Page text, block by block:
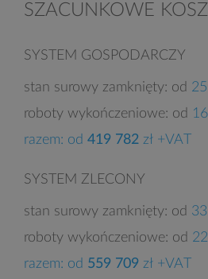
SZACUNKOWE
SYSTEM GOSPODARCZY
stan surowy zamknięty: od
roboty wykończeniowe: od
razem: od 419 782 zł +VAT
SYSTEM ZLECONY
stan surowy zamknięty: od
roboty wykończeniowe: od
razem: od 559 709 zł +VAT